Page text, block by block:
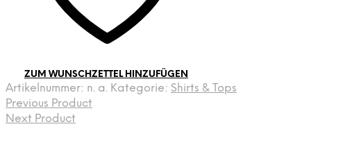
ZUM WUNSCHZETTEL HINZUFÜGEN
Artikelnummer: n. a. Kategorie: Shirts & Tops
Previous Product
Next Product